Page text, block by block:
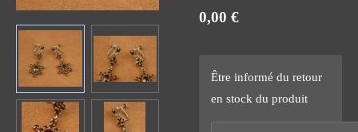
0,00 €
Être informé du retour
en stock du produit